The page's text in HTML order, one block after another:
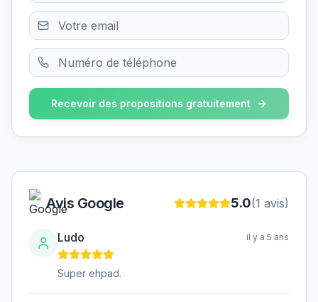
Recevoir des propositions gratuitement
Avis Google 5.0(1 avis)
Ludo il y a 5 ans
Super ehpad.